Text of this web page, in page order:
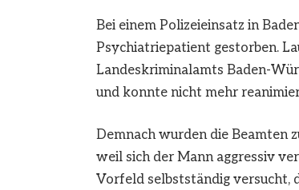
Bei einem Polizeieinsatz in
Psychiatriepatient gestorben.
Landeskriminalamts Baden-
und konnte nicht mehr
Demnach wurden die Beamten
weil sich der Mann aggressiv
Vorfeld selbstständig versucht,